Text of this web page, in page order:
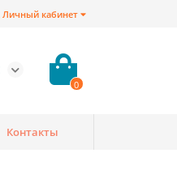
Личный кабинет
0
Контакты